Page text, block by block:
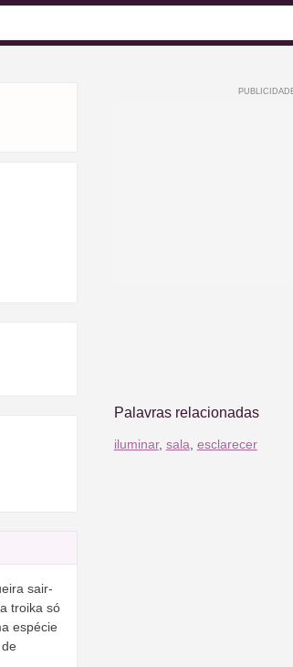
sair-
troika só
espécie
Palavras relacionadas
iluminar, sala esclarecer